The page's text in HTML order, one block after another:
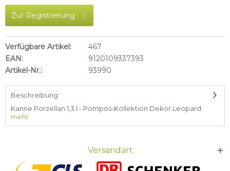
Zur Registrierung
Verfügbare Artikel:
467
EAN:
9120109337393
Artikel-Nr.:
93990
Beschreibung
Kanne Porzellan 1,3 l - Pompös-Kollektion Dekor Leopard
mehr
Versandart